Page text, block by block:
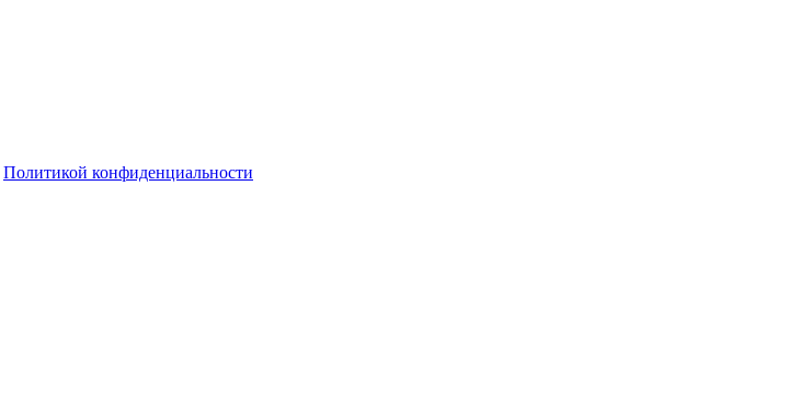
Политикой конфиденциальности